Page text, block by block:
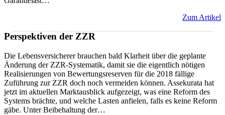
Zum Artikel
Perspektiven der ZZR
Die Lebensversicherer brauchen bald Klarheit über die geplante
Änderung der ZZR-Systematik, damit sie die eigentlich nötigen
Realisierungen von Bewertungsreserven für die 2018 fällige
Zuführung zur ZZR doch noch vermeiden können. Assekurata hat
jetzt im aktuellen Marktausblick aufgezeigt, was eine Reform des
Systems brächte, und welche Lasten anfielen, falls es keine Reform
gäbe. Unter Beibehaltung der…